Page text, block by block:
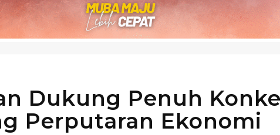
Dukung Penuh
Perputaran Ekonomi